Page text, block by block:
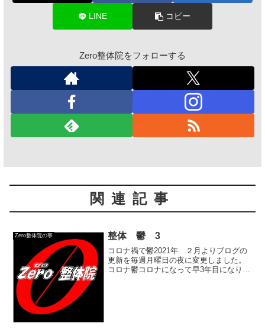
LINE コピー
Zero整体院をフォローする
関連記事
Zero整体院の事 整体 鬱 3
コロナ禍で鬱2021年 ２月よりブログの
更新を毎週月曜日の夜に変更しました。
コロナ鬱コロナになって早3年目になりま